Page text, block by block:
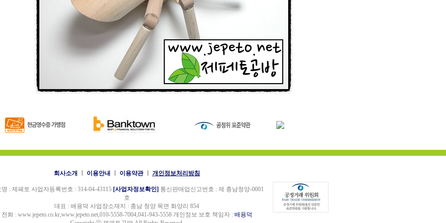
회사소개 이용안내 이용약관ㅣ 개인정보처리방침
: 제페토 사업자등록번호 : 314-04-43115 [사업자정보확인] 통신판매업신고번호 : 제 충남청양-0001
호
대표 : 배용덕 사업장소재지 : 충남 청양 목면 화양리 854
전화 : www.jepeto.co.kr,www.jepeto.net,010-5558-7004,041-943-5558 개인정보 보호 책임자 : 배용덕